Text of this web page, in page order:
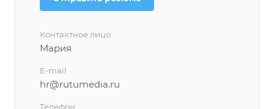
Контактное лицо
Мария
E-mail
hr@rutumedia.ru
Телефон